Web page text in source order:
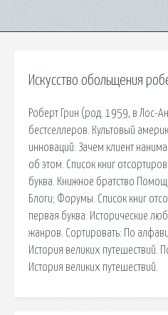
Искусство обольщения
Роберт Грин (род. 1959, в Лос-
бестселлеров. Культовый
инноваций: Зачем клиент
об этом. Список книг
буква. Книжное братство
Блоги; Форумы. Список книг
первая буква. Исторические
жанров. Сортировать: По
История великих путешествий.
История великих путешествий.